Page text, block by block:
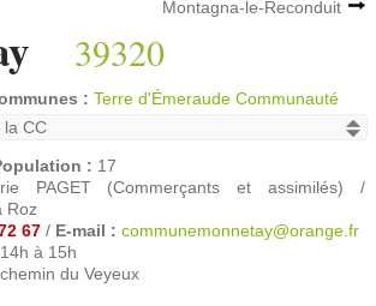
Montagna-le-Reconduit
39320
: Terre d'Émeraude Communauté
: 17
PAGET (Commerçants et assimilés) /
Roz
67/ E-mail : communemonnetay@orange.fr
à 15h
du Veyeux